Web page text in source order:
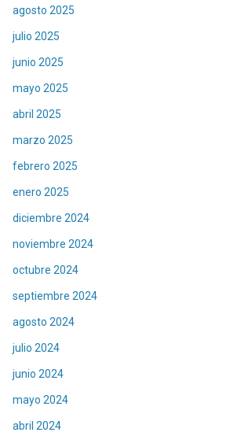
agosto 2025
julio 2025
junio 2025
mayo 2025
abril 2025
marzo 2025
febrero 2025
enero 2025
diciembre 2024
noviembre 2024
octubre 2024
septiembre 2024
agosto 2024
julio 2024
junio 2024
mayo 2024
abril 2024